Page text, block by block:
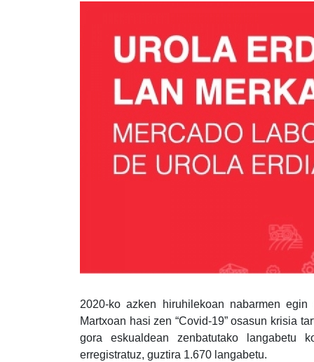
2020-ko azken hiruhilekoan nabarmen
Martxoan hasi zen “Covid-19” osasun krisia
gora eskualdean zenbatutako langabetu
erregistratuz, guztira 1.670 langabetu.